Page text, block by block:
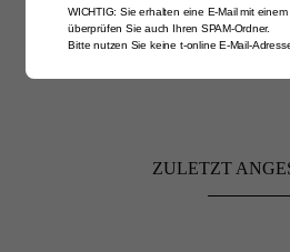
ZULETZT
WICHTIG: Sie erhalten eine E-Mail mit
überprüfen Sie auch Ihren SPAM-Ordner.
Bitte nutzen Sie keine t-online E-Mail-